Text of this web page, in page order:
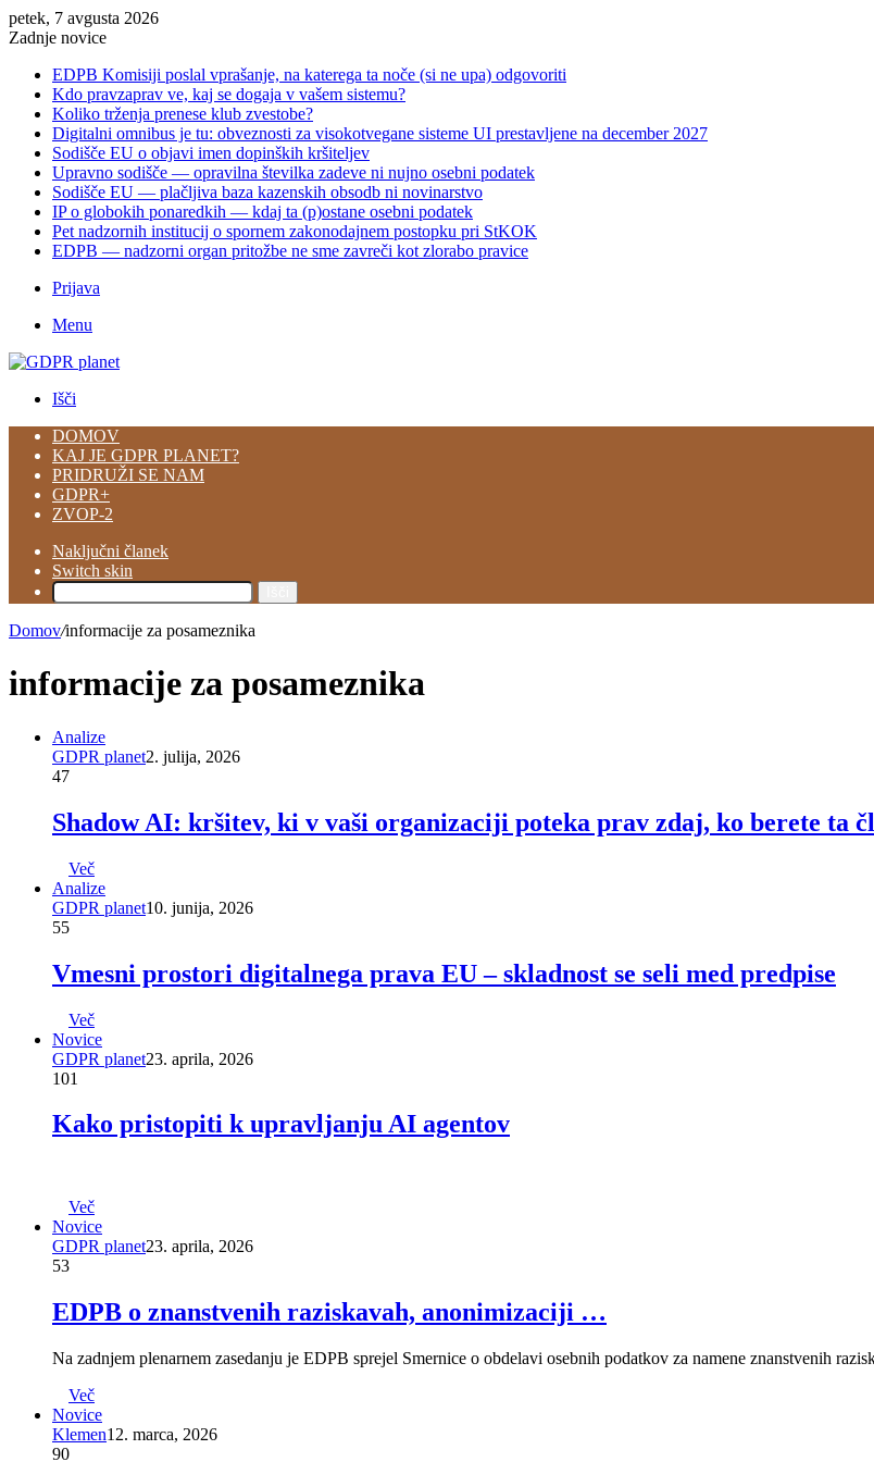
petek, 7 avgusta 2026
Zadnje novice
EDPB Komisiji poslal vprašanje, na katerega ta noče (si ne upa) odgovoriti
Kdo pravzaprav ve, kaj se dogaja v vašem sistemu?
Koliko trženja prenese klub zvestobe?
Digitalni omnibus je tu: obveznosti za visokotvegane sisteme UI prestavljene na december 2027
Sodišče EU o objavi imen dopinških kršiteljev
Upravno sodišče — opravilna številka zadeve ni nujno osebni podatek
Sodišče EU — plačljiva baza kazenskih obsodb ni novinarstvo
IP o globokih ponaredkih — kdaj ta (p)ostane osebni podatek
Pet nadzornih institucij o spornem zakonodajnem postopku pri StKOK
EDPB — nadzorni organ pritožbe ne sme zavreči kot zlorabo pravice
Prijava
Menu
Išči
DOMOV
KAJ JE GDPR PLANET?
PRIDRUŽI SE NAM
GDPR+
ZVOP-2
Naključni članek
Switch skin
Domov/informacije za posameznika
informacije za posameznika
Analize
GDPR planet2. julija, 2026
47
Shadow AI: kršitev, ki v vaši organizaciji poteka prav zdaj, ko berete ta
Več
Analize
GDPR planet10. junija, 2026
55
Vmesni prostori digitalnega prava EU – skladnost se seli med predpise
Več
Novice
GDPR planet23. aprila, 2026
101
Kako pristopiti k upravljanju AI agentov
Več
Novice
GDPR planet23. aprila, 2026
53
EDPB o znanstvenih raziskavah, anonimizaciji …
Na zadnjem plenarnem zasedanju je EDPB sprejel Smernice o obdelavi osebnih podatkov za namene znanstvenih
Več
Novice
Klemen12. marca, 2026
90